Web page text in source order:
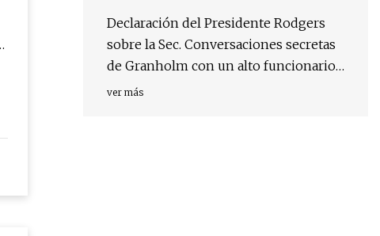
Declaración del Presidente Rodgers
sobre la Sec. Conversaciones secretas
de Granholm con un alto funcionario
de energía del PCC
ver más